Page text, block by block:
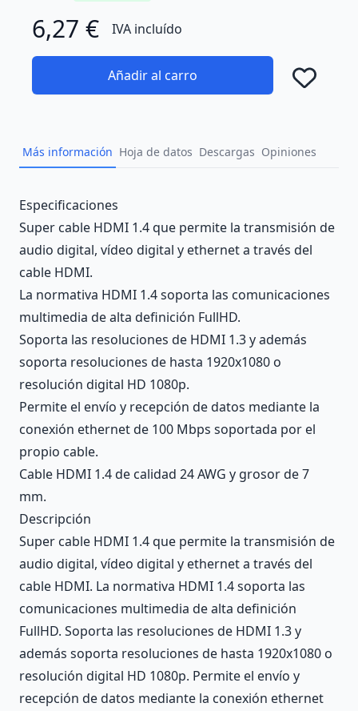
6,27 € IVA incluído
Añadir al carro
Más información Hoja de datos Descargas Opiniones
Description
Especificaciones
Super cable HDMI 1.4 que permite la transmisión de
audio digital, vídeo digital y ethernet a través del
cable HDMI.
La normativa HDMI 1.4 soporta las comunicaciones
multimedia de alta definición FullHD.
Soporta las resoluciones de HDMI 1.3 y además
soporta resoluciones de hasta 1920x1080 o
resolución digital HD 1080p.
Permite el envío y recepción de datos mediante la
conexión ethernet de 100 Mbps soportada por el
propio cable.
Cable HDMI 1.4 de calidad 24 AWG y grosor de 7
mm.
Descripción
Super cable HDMI 1.4 que permite la transmisión de
audio digital, vídeo digital y ethernet a través del
cable HDMI. La normativa HDMI 1.4 soporta las
comunicaciones multimedia de alta definición
FullHD. Soporta las resoluciones de HDMI 1.3 y
además soporta resoluciones de hasta 1920x1080 o
resolución digital HD 1080p. Permite el envío y
recepción de datos mediante la conexión ethernet